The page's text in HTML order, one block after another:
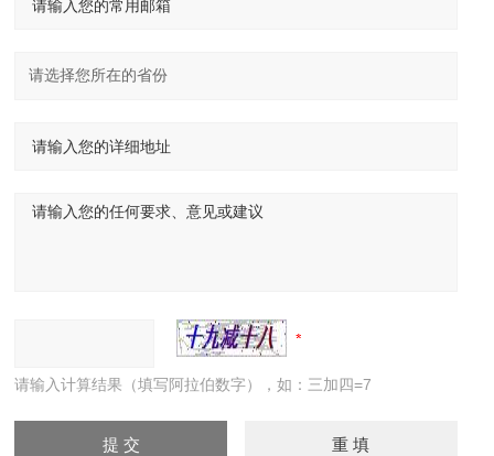
请输入计算结果（填写阿拉伯数字），如：三加四=7